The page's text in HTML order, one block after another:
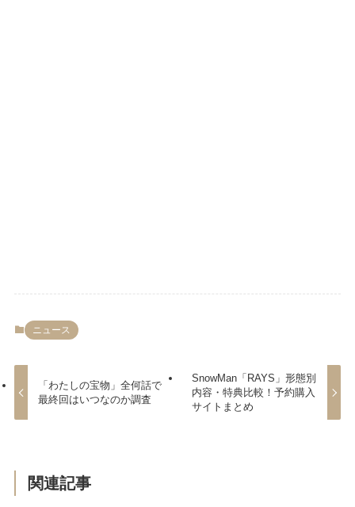
ニュース
「わたしの宝物」全何話で
最終回はいつなのか調査
SnowMan「RAYS」形態別
内容・特典比較！予約購入
サイトまとめ
関連記事